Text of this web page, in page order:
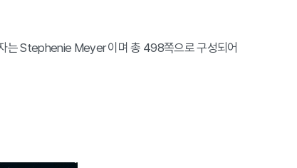
는 Stephenie Meyer 이며 총 498쪽으로 구성되어